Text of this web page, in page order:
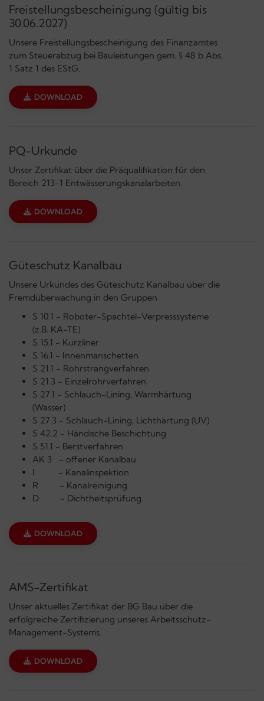
Freistellungsbescheinigung (gültig bis
30.06.2027)
Unsere Freistellungsbescheinigung des Finanzamtes
zum Steuerabzug bei Bauleistungen gem. § 48 b Abs.
1 Satz 1 des EStG.
DOWNLOAD
PQ-Urkunde
Unser Zertifikat über die Präqualifikation für den
Bereich 213-1 Entwässerungskanalarbeiten.
DOWNLOAD
Güteschutz Kanalbau
Unsere Urkundes des Güteschutz Kanalbau über die
Fremdüberwachung in den Gruppen
S 10.1 - Roboter-Spachtel-Verpresssysteme
(z.B. KA-TE)
S 15.1 - Kurzliner
S 16.1 - Innenmanschetten
S 21.1 - Rohrstrangverfahren
S 21.3 - Einzelrohrverfahren
S 27.1 - Schlauch-Lining, Warmhärtung
(Wasser)
S 27.3 - Schlauch-Lining, Lichthärtung (UV)
S 42.2 - Händische Beschichtung
S 51.1 - Berstverfahren
AK 3 - offener Kanalbau
I - Kanalinspektion
R - Kanalreinigung
D - Dichtheitsprüfung.
DOWNLOAD
AMS-Zertifikat
Unser aktuelles Zertifikat der BG Bau über die
erfolgreiche Zertifizierung unseres Arbeitsschutz-
Management-Systems.
DOWNLOAD